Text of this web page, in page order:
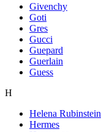
Givenchy
Goti
Gres
Gucci
Guepard
Guerlain
Guess
H
Helena Rubinstein
Hermes